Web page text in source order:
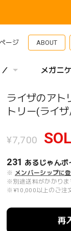
ージ ABOUT
メガニ
ライザのアト
トリー(ライ
¥7,700
231 あるじゃんポ
※ メンバーシップに
※別途送料がかかりま
※¥10,000以上のご注
再